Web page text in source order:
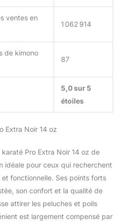
ventes en
1 062 914
de kimono
87
5,0 sur 5
étoiles
Extra Noir 14 oz
Pro Extra Noir 14 oz de
idéale pour ceux qui recherchent
fonctionnelle. Ses points forts
son confort et la qualité de
attirer les peluches et poils
est largement compensé par